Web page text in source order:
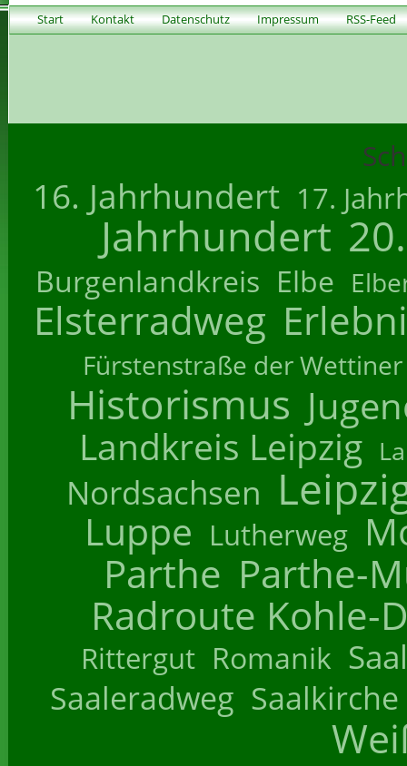
Start Kontakt Datenschutz Impressum RSS-Feed
16. Jahrhundert 17.
Jahrhundert
Burgenlandkreis Elbe
Elsterradweg
Fürstenstraße der Wettiner
Historismus
Landkreis Leipzig
Nordsachsen
Luppe Lutherweg
Parthe Parthe-
Radroute Kohle-
Rittergut Romanik
Saaleradweg Saalkirche